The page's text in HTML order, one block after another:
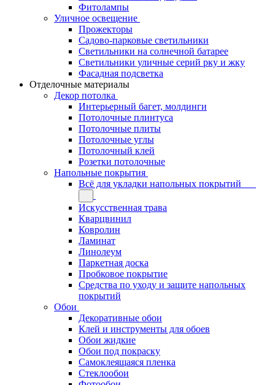
Фитолампы
Уличное освещение
Прожекторы
Садово-парковые светильники
Светильники на солнечной батарее
Светильники уличные серий рку и жку
Фасадная подсветка
Отделочные материалы
Декор потолка
Интерьерный багет, молдинги
Потолочные плинтуса
Потолочные плиты
Потолочные углы
Потолочный клей
Розетки потолочные
Напольные покрытия
Всё для укладки напольных покрытий
Искусственная трава
Кварцвинил
Ковролин
Ламинат
Линолеум
Паркетная доска
Пробковое покрытие
Средства по уходу и защите напольных
покрытий
Обои
Декоративные обои
Клей и инструменты для обоев
Обои жидкие
Обои под покраску
Самоклеящаяся пленка
Стеклообои